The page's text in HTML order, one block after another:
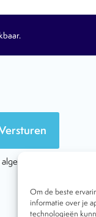
Om de beste
informatie over je
technologieën
algemene